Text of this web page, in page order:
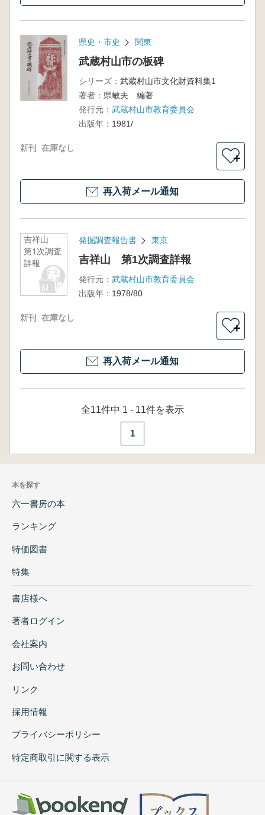
県史・市史 関東
武蔵村山市の板碑
シリーズ： 武蔵村山市文化財資料集1
著者： 県敏夫 編著
発行元： 武蔵村山市教育委員会
出版年： 1981/
新刊 在庫なし
＋
再入荷メール通知
吉祥山
第1次調査
詳報
発掘調査報告書 東京
吉祥山 第1次調査詳報
発行元： 武蔵村山市教育委員会
出版年： 1978/80
新刊 在庫なし
＋
再入荷メール通知
全11件中 1 - 11件を表示
1
本を探す
六一書房の本
ランキング
特価図書
特集
書店様へ
著者ログイン
会社案内
お問い合わせ
リンク
採用情報
プライバシーポリシー
特定商取引に関する表示